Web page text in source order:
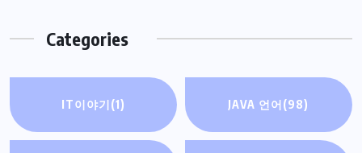
Categories
IT이야기(1) JAVA 언어(98)